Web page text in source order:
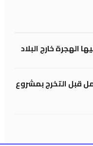
الهجرة خارج البلاد
قبل التخرج بمشروع